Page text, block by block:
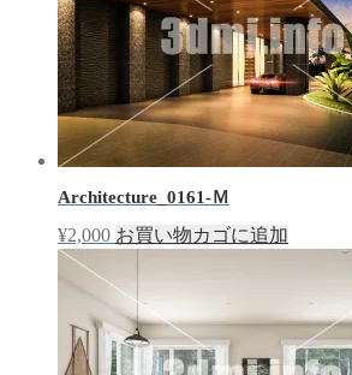
Architecture_0161-Ｍ
¥2,000 お買い物カゴに追加